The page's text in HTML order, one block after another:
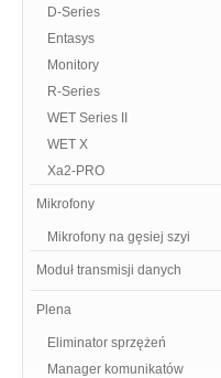
D-Series
Entasys
Monitory
R-Series
WET Series II
WET X
Xa2-PRO
Mikrofony
Mikrofony na gęsiej szyi
Moduł transmisji danych
Plena
Eliminator sprzężeń
Manager komunikatów